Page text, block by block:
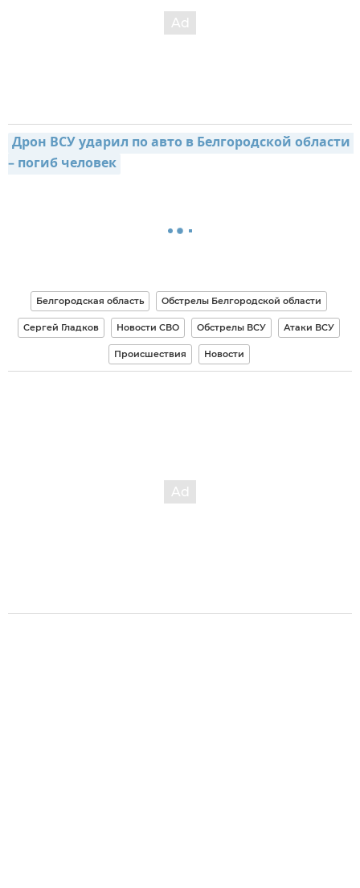
Дрон ВСУ ударил по авто в Белгородской области
– погиб человек
Белгородская область Обстрелы Белгородской области
Сергей Гладков Новости СВО Обстрелы ВСУ Атаки ВСУ
Происшествия Новости